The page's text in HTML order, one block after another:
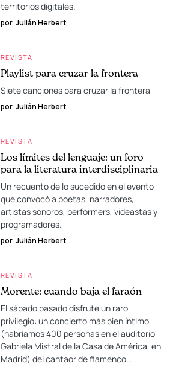
territorios digitales.
por Julián Herbert
REVISTA
Playlist para cruzar la frontera
Siete canciones para cruzar la frontera
por Julián Herbert
REVISTA
Los límites del lenguaje: un foro
para la literatura interdisciplinaria
Un recuento de lo sucedido en el evento
que convocó a poetas, narradores,
artistas sonoros, performers, videastas y
programadores.
por Julián Herbert
REVISTA
Morente: cuando baja el faraón
El sábado pasado disfruté un raro
privilegio: un concierto más bien íntimo
(habríamos 400 personas en el auditorio
Gabriela Mistral de la Casa de América, en
Madrid) del cantaor de flamenco…